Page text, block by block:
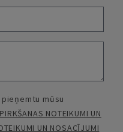
mūsu
PIRKŠANAS NOTEIKUMI UN
UN NOSACĪJUMI